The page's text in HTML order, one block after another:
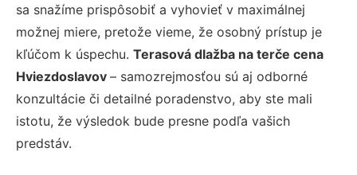
sa snažíme prispôsobiť a vyhovieť v maximálnej
možnej miere, pretože vieme, že osobný prístup je
kľúčom k úspechu. Terasová dlažba na terče cena
Hviezdoslavov – samozrejmosťou sú aj odborné
konzultácie či detailné poradenstvo, aby ste mali
istotu, že výsledok bude presne podľa vašich
predstáv.